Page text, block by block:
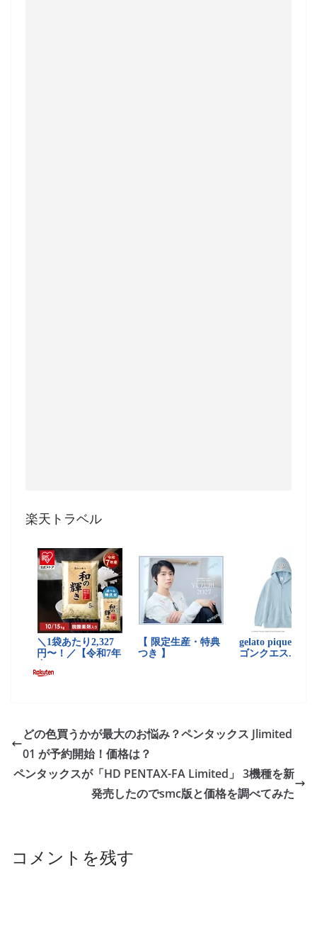
楽天トラベル
どの色買うかが最大のお悩み？ペンタックス Jlimited
01 が予約開始！価格は？
ペンタックスが「HD PENTAX-FA Limited」 3機種を新
発売したのでsmc版と価格を調べてみた
コメントを残す